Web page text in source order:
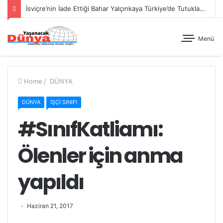
İsviçre’nin İade Ettiği Bahar Yalçınkaya Türkiye’de Tutuklandı
Menü
Home / DÜNYA
DÜNYA İŞÇİ SINIFI
#SınıfKatliamı:
Ölenler için anma
yapıldı
Haziran 21, 2017